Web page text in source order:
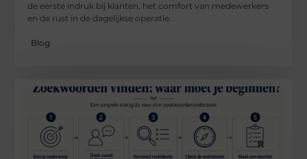
de eerste indruk bij klanten, het comfort van medewerkers
en de rust in de dagelijkse operatie.
Blog